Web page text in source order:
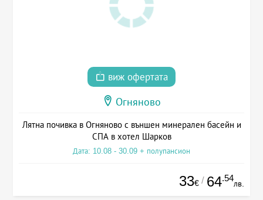
виж офертата
Огняново
Лятна почивка в Огняново с външен минерален басейн и
СПА в хотел Шарков
Дата: 10.08 - 30.09 + полупансион
33€ / 64.54
лв.